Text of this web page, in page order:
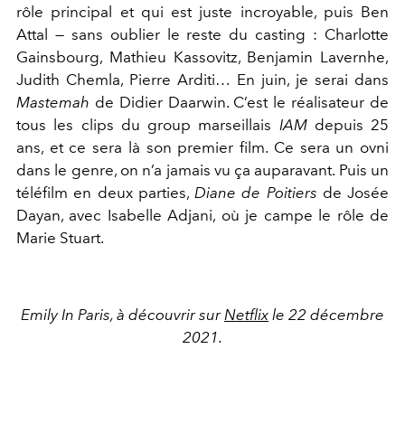
rôle principal et qui est juste incroyable, puis Ben
Attal — sans oublier le reste du casting : Charlotte
Gainsbourg, Mathieu Kassovitz, Benjamin Lavernhe,
Judith Chemla, Pierre Arditi… En juin, je serai dans
Mastemah de Didier Daarwin. C’est le réalisateur de
tous les clips du group marseillais IAMdepuis 25
ans, et ce sera là son premier film. Ce sera un ovni
dans le genre, on n’a jamais vu ça auparavant. Puis un
téléfilm en deux parties, Diane de Poitiers de Josée
Dayan, avec Isabelle Adjani, où je campe le rôle de
Marie Stuart.
Emily In Paris, à découvrir sur Netflix le 22 décembre
2021.